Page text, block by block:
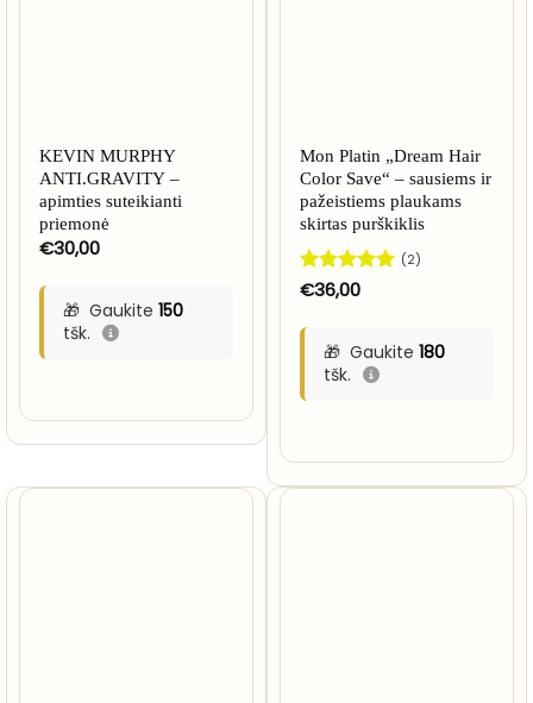
KEVIN MURPHY
ANTI.GRAVITY –
apimties suteikianti
priemonė
€30,00
Gaukite 150
tšk.
Mon Platin „Dream Hair
Color Save“ – sausiems ir
pažeistiems plaukams
skirtas purškiklis
Įvertinimas:
(2)
€36,00
Gaukite 180
tšk.